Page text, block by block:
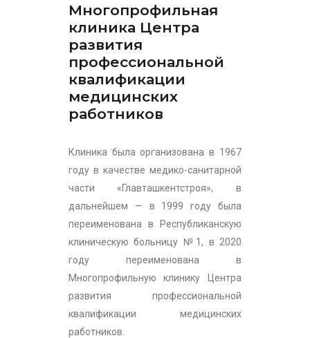
Многопрофильная
клиника Центра
развития
профессиональной
квалификации
медицинских
работников
Клиника была организована в 1967
году в качестве медико-санитарной
части «Главташкентстроя», в
дальнейшем — в 1999 году была
переименована в Республиканскую
клиническую больницу №1, в 2020
году переименована в
Многопрофильную клинику Центра
развития профессиональной
квалификации медицинских
работников.